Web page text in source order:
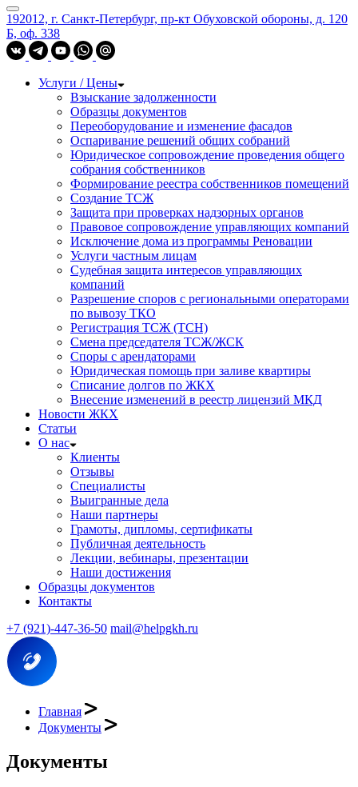
192012, г. Санкт-Петербург, пр-кт Обуховской обороны, д. 120
Б, оф. 338
Услуги / Цены
Взыскание задолженности
Образцы документов
Переоборудование и изменение фасадов
Оспаривание решений общих собраний
Юридическое сопровождение проведения общего
собрания собственников
Формирование реестра собственников помещений
Создание ТСЖ
Защита при проверках надзорных органов
Правовое сопровождение управляющих компаний
Исключение дома из программы Реновации
Услуги частным лицам
Судебная защита интересов управляющих
компаний
Разрешение споров с региональными операторами
по вывозу ТКО
Регистрация ТСЖ (ТСН)
Смена председателя ТСЖ/ЖСК
Споры с арендаторами
Юридическая помощь при заливе квартиры
Списание долгов по ЖКХ
Внесение изменений в реестр лицензий МКД
Новости ЖКХ
Статьи
О нас
Клиенты
Отзывы
Специалисты
Выигранные дела
Наши партнеры
Грамоты, дипломы, сертификаты
Публичная деятельность
Лекции, вебинары, презентации
Наши достижения
Образцы документов
Контакты
+7 (921)-447-36-50 mail@helpgkh.ru
Главная
Документы
Документы